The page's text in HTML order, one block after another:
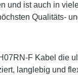
und ist auch in
Qualitäts-
F Kabel die
langlebig und